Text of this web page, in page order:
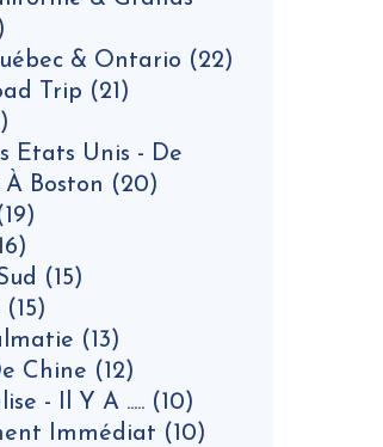
& Ontario (22)
Trip (21)
Etats Unis - De
Boston (20)
(15)
(15)
(13)
Chine (12)
- Il Y A ..... (10)
Immédiat (10)